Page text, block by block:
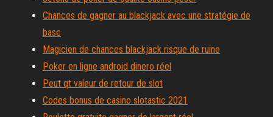
Chances de gagner au blackjack avec une stratégie de
base
Magicien de chances blackjack risque de ruine
Poker en ligne android dinero réel
Peut qt valeur de retour de slot
Codes bonus de casino slotastic 2021